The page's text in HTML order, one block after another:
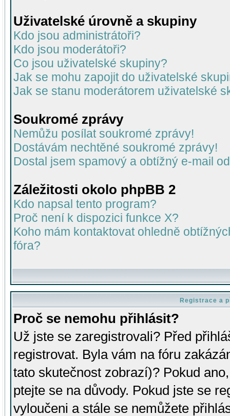
Uživatelské úrovně a skupiny
Kdo jsou administrátoři?
Kdo jsou moderátoři?
Co jsou uživatelské skupiny?
Jak se mohu zapojit do uživatelské
Jak se stanu moderátorem uživatelské
Soukromé zprávy
Nemůžu posílat soukromé zprávy!
Dostávám nechtěné soukromé zprávy!
Dostal jsem spamový a obtížný e-mail
Záležitosti okolo phpBB 2
Kdo napsal tento program?
Proč není k dispozici funkce X?
Koho mám kontaktovat ohledně
fóra?
Registrace a
Proč se nemohu přihlásit?
Už jste se zaregistrovali? Před
registrovat. Byla vám na fóru
tato skutečnost zobrazí)? Pokud
ptejte se na důvody. Pokud jste se
vyloučeni a stále se nemůžete